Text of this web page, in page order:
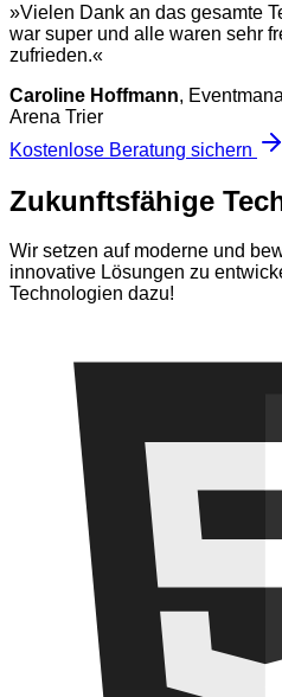
»Vielen Dank an das gesamte
war super und alle waren sehr
zufrieden.«
Caroline Hoffmann,
Arena Trier
Kostenlose Beratung sichern
Zukunftsfähige
Wir setzen auf moderne und
innovative Lösungen zu
Technologien dazu!